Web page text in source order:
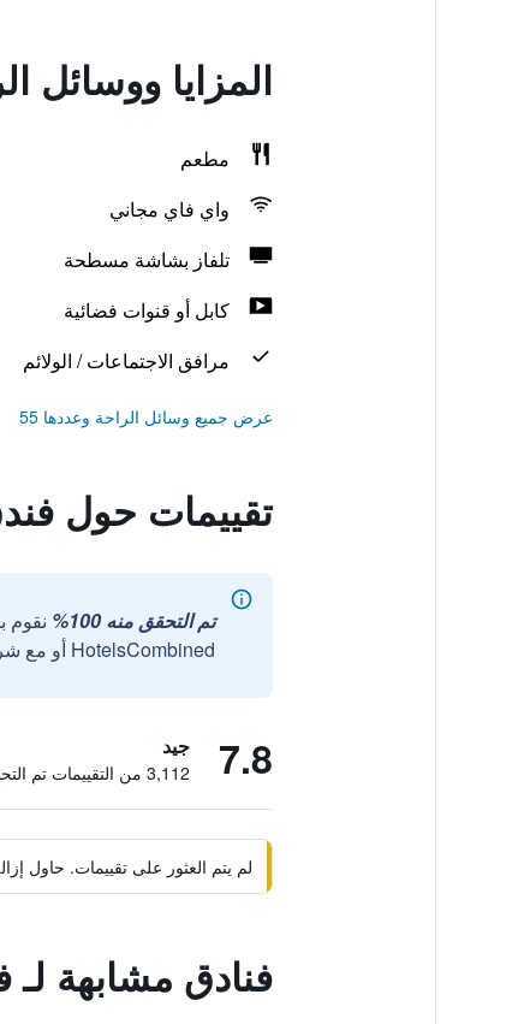
المزايا ووسائل
مطعم
واي فاي مجاني
تلفاز بشاشة مسطحة
كابل أو قنوات فضائية
مرافق الاجتماعات / الولائم
عرض جميع وسائل الراحة وعددها 55
تقييمات حول
تم التحقق منه 100%
نقوم
HotelsCombined أو مع شركائنا الخارجيين الموثوقين.
7.8 جيد
3,112 من التقييمات تم التحقق منها
لم يتم العثور على تقييمات. حاول
فنادق مشابهة لـ